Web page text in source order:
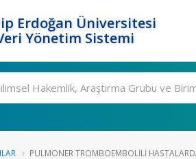
Erdoğan Üniversitesi
Yönetim Sistemi
PULMONER TROMBOEMBOLILI